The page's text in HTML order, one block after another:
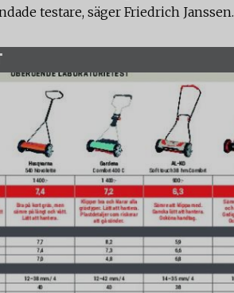
testare, säger Friedrich Janssen.